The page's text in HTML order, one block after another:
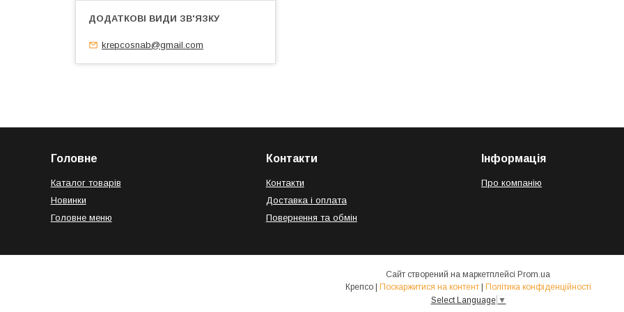
krepcosnab@gmail.com
Головне
Каталог товарів
Новинки
Головне меню
Контакти
Контакти
Доставка і оплата
Повернення та обмін
Інформація
Про компанію
Сайт створений на маркетплейсі Prom.ua
Крепсо | Поскаржитися на контент | Політика конфіденційності
Select Language ▼